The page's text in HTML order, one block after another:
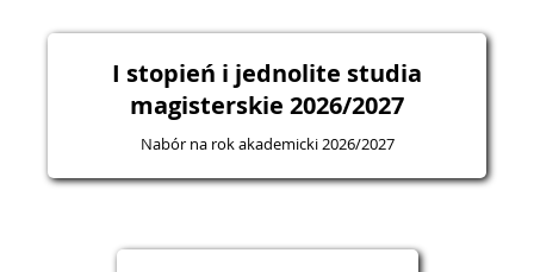
I stopień i jednolite studia
magisterskie 2026/2027
Nabór na rok akademicki 2026/2027